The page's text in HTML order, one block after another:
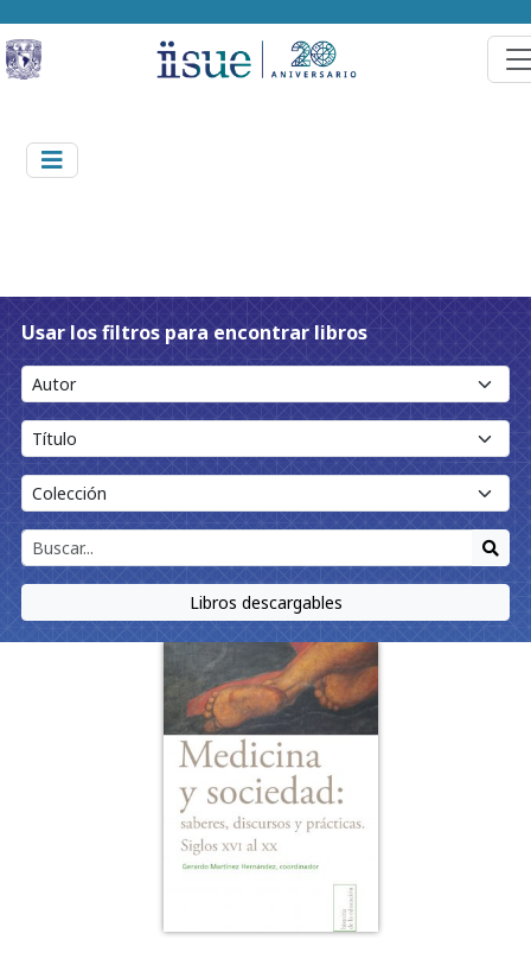
Usar los filtros para encontrar libros
Libros descargables